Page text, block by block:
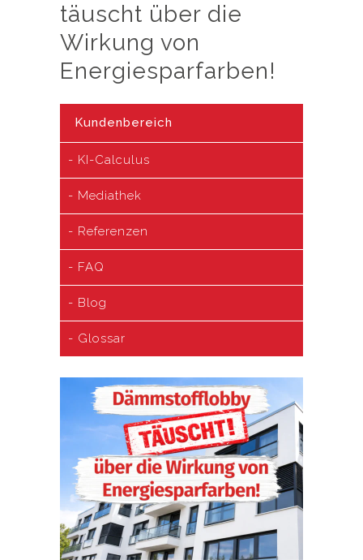
täuscht über die
Wirkung von
Energiesparfarben!
Kundenbereich
KI-Calculus
Mediathek
Referenzen
FAQ
Blog
Glossar